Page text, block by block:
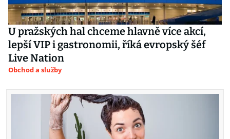
U pražských hal chceme hlavně více akcí,
lepší VIP i gastronomii, říká evropský šéf
Live Nation
Obchod a služby